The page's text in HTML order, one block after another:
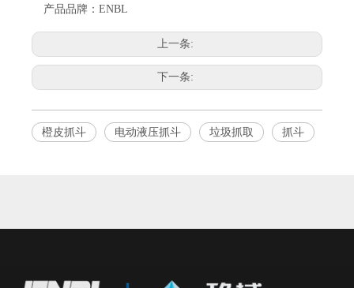
产品品牌： ENBL
上一条:
下一条:
橙皮抓斗 电动液压抓斗 垃圾抓取 抓斗